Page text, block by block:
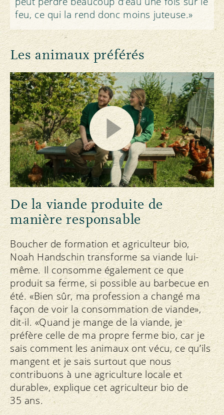
feu, ce qui la rend donc moins juteuse.»
Les animaux préférés
De la viande produite de
manière responsable
Boucher de formation et agriculteur bio,
Noah Handschin transforme sa viande lui-
même. Il consomme également ce que
produit sa ferme, si possible au barbecue en
été. «Bien sûr, ma profession a changé ma
façon de voir la consommation de viande»,
dit-il. «Quand je mange de la viande, je
préfère celle de ma propre ferme bio, car je
sais comment les animaux ont vécu, ce qu’ils
mangent et je sais surtout que nous
contribuons à une agriculture locale et
durable», explique cet agriculteur bio de
35 ans.